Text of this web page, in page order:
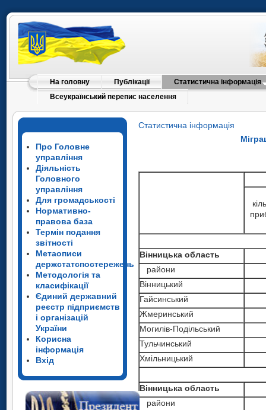
На головну Публікації
Статистична інформація
Всеукраїнський перепис населення
Про Головне
управління
Діяльність
Головного
управління
Для громадськості
Нормативно-
правова база
Термін подання
звітності
Метаописи
держстатспостережень
Методологія та
класифікації
Єдиний державний
реєстр підприємств
і організацій
України
Корисна
інформація
Вхід
Статистична інформація
Вінницька область
райони
Вінницький
Гайсинський
Жмеринський
Могилів-Подільський
Тульчинський
Хмільницький
Вінницька область
райони